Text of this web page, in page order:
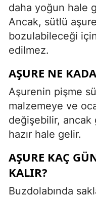
daha yoğun hale
Ancak, sütlü
bozulabileceği
edilmez.
AŞURE NE
Aşurenin pişme
malzemeye ve
değişebilir,
hazır hale gelir.
AŞURE KAÇ
KALIR?
Buzdolabında